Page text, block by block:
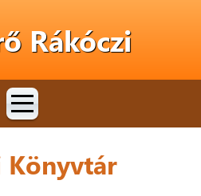
Rákóczi
Könyvtár